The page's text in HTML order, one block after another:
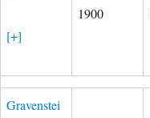
[+]
1900
Gravenstei